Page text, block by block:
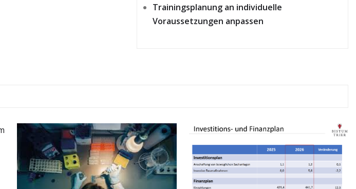
Trainingsplanung an individuelle
Voraussetzungen anpassen